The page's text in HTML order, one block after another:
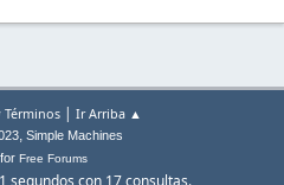
Términos | Ir Arriba ▲
, Simple Machines
Free Forums